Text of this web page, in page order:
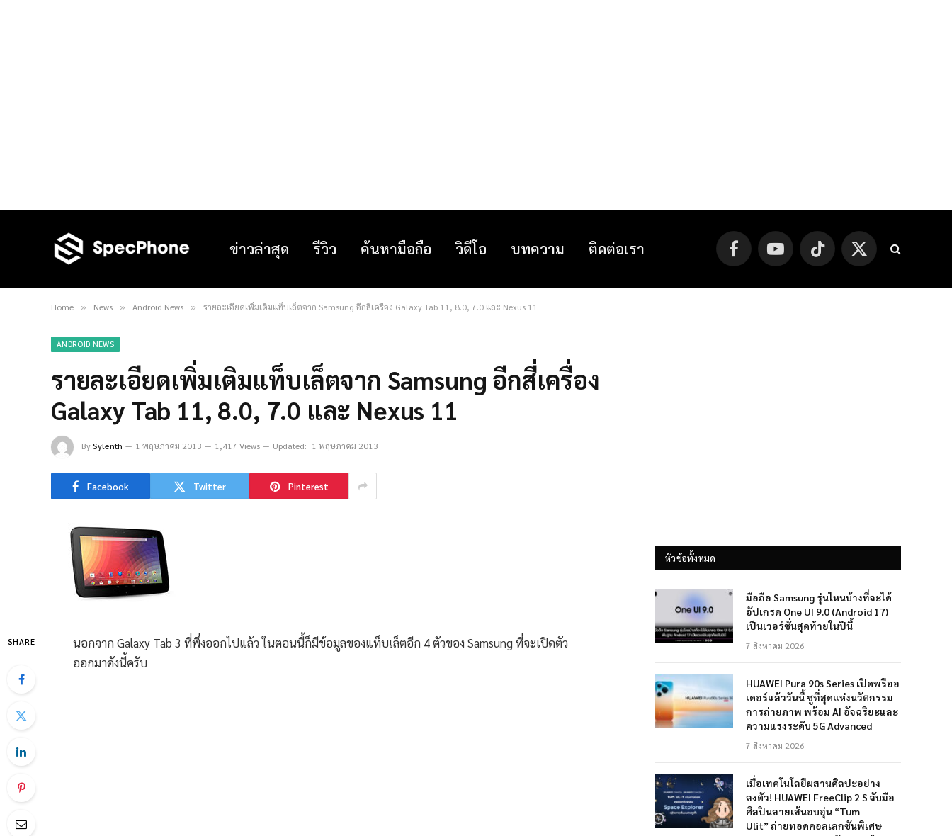
ข่าวล่าสุด รีวิว ค้นหามือถือ วิดีโอ บทความ ติดต่อเรา FacebookYouTube TikTok
X
(Twitter)
Home » News » Android News » รายละเอียดเพิ่มเติมแท็บเล็ตจาก Samsung อีกสี่เครื่อง Galaxy Tab 11, 8.0, 7.0 และ Nexus 11
ANDROID NEWS
รายละเอียดเพิ่มเติมแท็บเล็ตจาก Samsung อีกสี่เครื่อง
Galaxy Tab 11, 8.0, 7.0 และ Nexus 11
BySylenth 1 พฤษภาคม 2013 1,417 Views Updated: 1 พฤษภาคม 2013
Facebook Twitter Pinterest
SHARE
นอกจาก Galaxy Tab 3 ที่พึ่งออกไปแล้ว ในตอนนี้ก็มีข้อมูลของแท็บเล็ตอีก 4 ตัวของ Samsung ที่จะเปิดตัว
ออกมาดังนี้ครับ
หัวข้อทั้งหมด
มือถือ Samsung รุ่นไหนบ้างที่จะได้
อัปเกรด One UI 9.0 (Android 17)
เป็นเวอร์ชั่นสุดท้ายในปีนี้
7 สิงหาคม 2026
HUAWEI Pura 90s Series เปิดพรีออ
เดอร์แล้ววันนี้ ชูที่สุดแห่งนวัตกรรม
การถ่ายภาพ พร้อม AI อัจฉริยะและ
ความแรงระดับ 5G Advanced
7 สิงหาคม 2026
เมื่อเทคโนโลยีผสานศิลปะอย่าง
ลงตัว! HUAWEI FreeClip 2 S จับมือ
ศิลปินลายเส้นอบอุ่น “Tum
Ulit” ถ่ายทอดคอลเลกชันพิเศษ